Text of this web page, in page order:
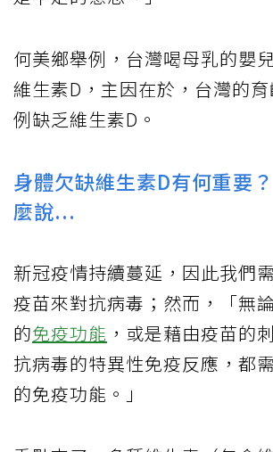
何美鄉舉例，台灣喝母乳的嬰
維生素D，主因在於，台灣的
例缺乏維生素D。
身體欠缺維生素D有何重要
麼說...
新冠疫情持續蔓延，因此我們
疫苗來對抗病毒；然而，「無
的免疫功能 ，或是藉由疫苗的
抗病毒的特異性免疫反應，都
的免疫功能。」